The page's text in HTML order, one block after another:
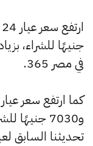
في مصر 365.
تحديثنا السابق